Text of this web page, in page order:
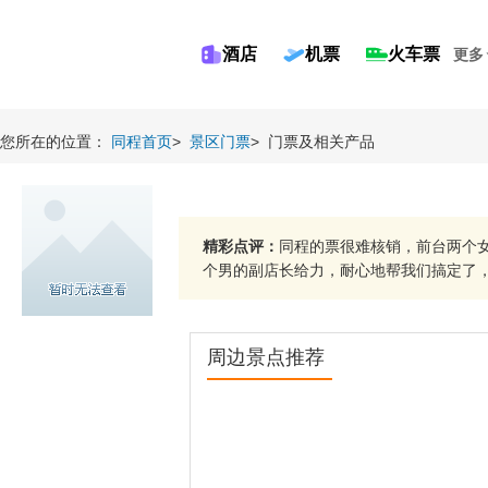
酒店 机票 火车票 更多
您所在的位置： 同程首页> 景区门票> 门票及相关产品
精彩点评： 同程的票很难核销，前台两个
个男的副店长给力，耐心地帮我们搞定了
周边景点推荐